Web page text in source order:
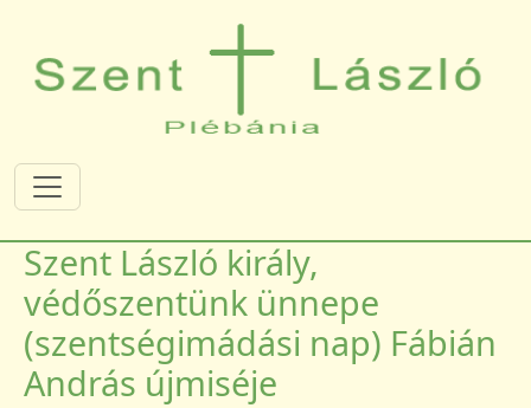
Szent László király,
védőszentünk ünnepe
(szentségimádási nap) Fábián
András újmiséje